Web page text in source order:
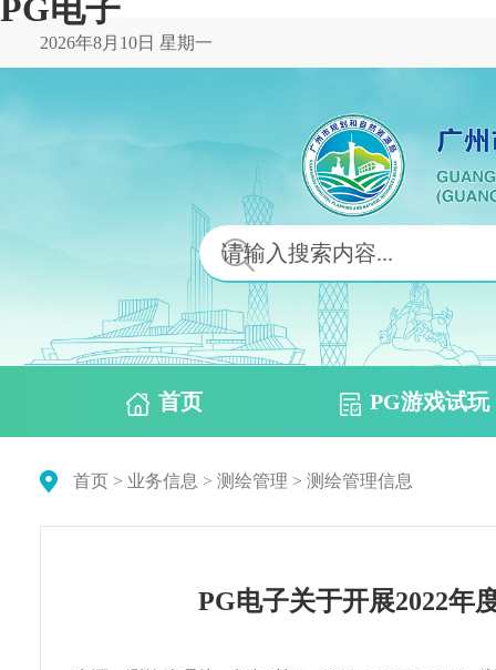
PG电子
2026年8月10日 星期一
首页 PG游戏试玩
首页 > 业务信息 > 测绘管理 > 测绘管理信息
PG电子关于开展2022年